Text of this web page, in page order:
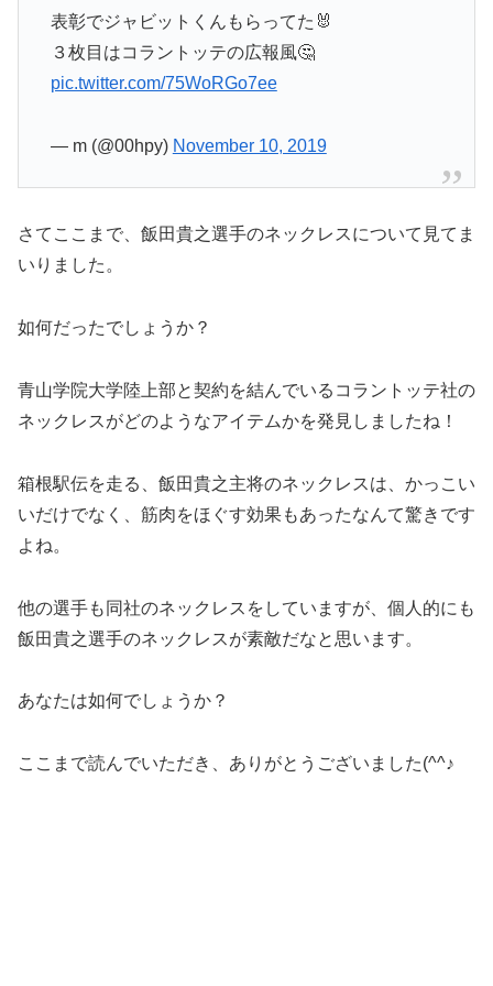
表彰でジャビットくんもらってた🐰
３枚目はコラントッテの広報風🤔
pic.twitter.com/75WoRGo7ee
— m (@00hpy) November 10, 2019
さてここまで、飯田貴之選手のネックレスについて見てま
いりました。
如何だったでしょうか？
青山学院大学陸上部と契約を結んでいるコラントッテ社の
ネックレスがどのようなアイテムかを発見しましたね！
箱根駅伝を走る、飯田貴之主将のネックレスは、かっこい
いだけでなく、筋肉をほぐす効果もあったなんて驚きです
よね。
他の選手も同社のネックレスをしていますが、個人的にも
飯田貴之選手のネックレスが素敵だなと思います。
あなたは如何でしょうか？
ここまで読んでいただき、ありがとうございました(^^♪